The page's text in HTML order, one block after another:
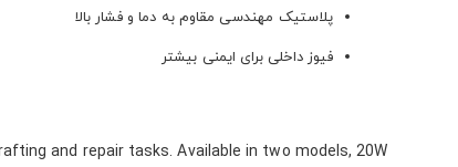
پلاستیک مهندسی مقاوم به دما و فشار بالا
فیوز داخلی برای ایمنی بیشتر
and repair tasks. Available in two models, 20W